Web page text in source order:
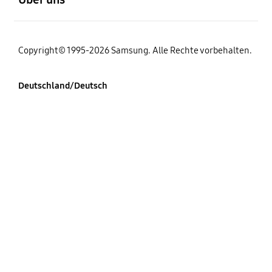
Copyright© 1995-2026 Samsung. Alle Rechte vorbehalten.
Deutschland/Deutsch